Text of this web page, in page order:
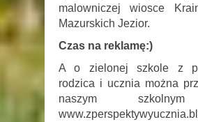
malowniczej wiosce
Mazurskich Jezior.
Czas na reklamę:)
A o zielonej szkole z
rodzica i ucznia można
naszym